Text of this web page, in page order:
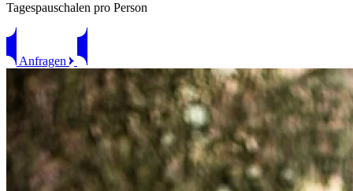
Tagespauschalen pro Person
Anfragen